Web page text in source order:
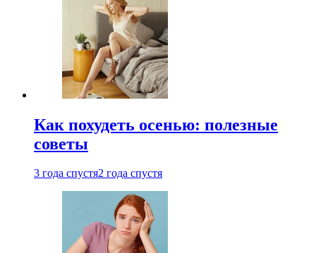
Как похудеть осенью: полезные
советы
3 года спустя2 года спустя